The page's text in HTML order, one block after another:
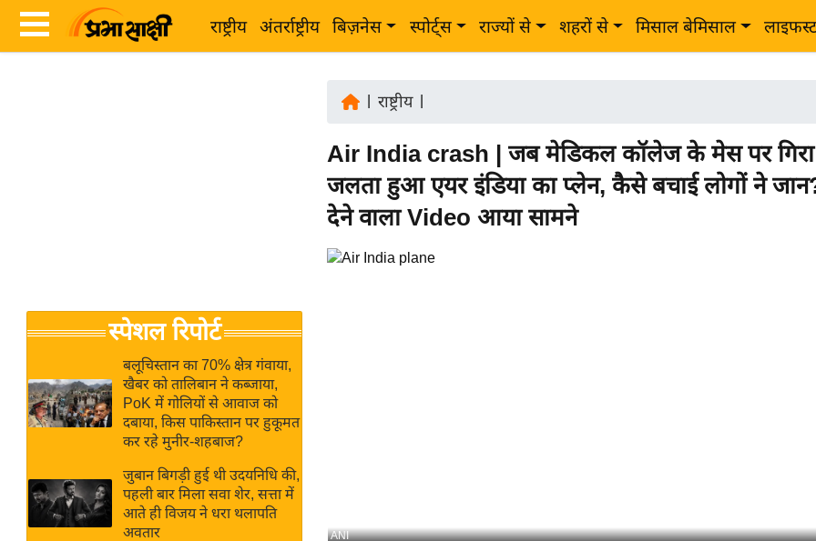
राष्ट्रीय अंतर्राष्ट्रीय बिज़नेस स्पोर्ट्स राज्यों से शहरों से मिसाल बेमिसाल
Breaking
News in
Hindi
Hindi
Videos
जगत
राय
बजट
IPL
2026
स्पेशल रिपोर्ट
बलूचिस्तान का 70% क्षेत्र गंवाया,
खैबर को तालिबान ने कब्जाया,
PoK में गोलियों से आवाज को
दबाया, किस पाकिस्तान पर हुकूमत
कर रहे मुनीर-शहबाज?
जुबान बिगड़ी हुई थी उदयनिधि की,
पहली बार मिला सवा शेर, सत्ता में
आते ही विजय ने धरा थलापति
अवतार
राष्ट्रीय|
Air India crash | जब मेडिकल कॉलेज के मेस पर गिरा
जलता हुआ एयर इंडिया का प्लेन, कैसे बचाई लोगों ने
देने वाला Video आया सामने
ANI